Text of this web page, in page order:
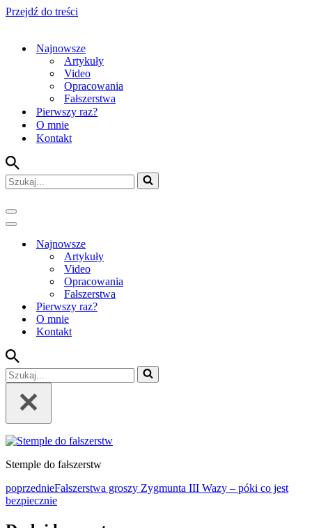
Przejdź do treści
Najnowsze
Artykuły
Video
Opracowania
Fałszerstwa
Pierwszy raz?
O mnie
Kontakt
Szukaj...
Menu
nawigacji
Menu
nawigacjiNajnowsze
Artykuły
Video
Opracowania
Fałszerstwa
Pierwszy raz?
O mnie
Kontakt
Szukaj...
Stemple do fałszerstw
poprzednieFałszerstwa groszy Zygmunta III Wazy – póki co jest
bezpiecznie